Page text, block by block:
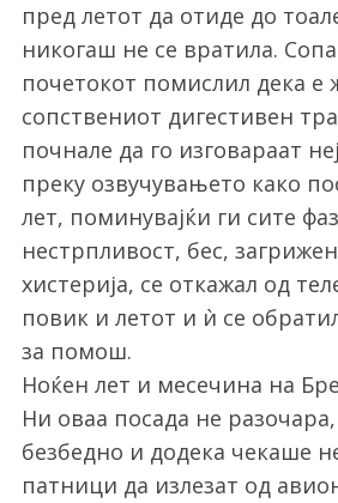
пред летот да отиде до
никогаш не се вратила.
почетокот помислил дека е
сопствениот дигестивен
почнале да го изговараат
преку озвучувањето како
лет, поминувајќи ги сите
нестрпливост, бес,
хистерија, се откажал од
повик и летот и ѝ се
за помош.
Ноќен лет и месечина на
Ни оваа посада не разочара,
безбедно и додека чекаше
патници да излезат од